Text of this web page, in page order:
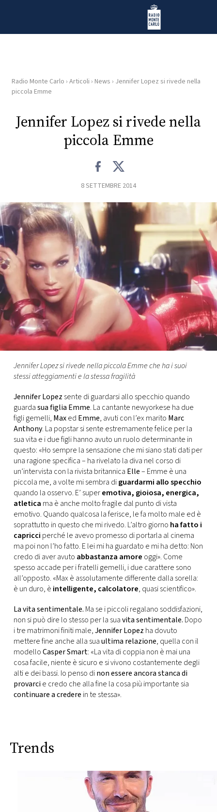
Radio Monte Carlo
HOME
RADIO
NEWS
FOTO
CONCORSI
EVENTI
VIDEO
TV
PRINCIPATO
MONACO
RMC
CONSIGLIA
Radio Monte Carlo › Articoli › News › Jennifer Lopez si rivede nella
piccola Emme
Jennifer Lopez si rivede nella
piccola Emme
8 SETTEMBRE 2014
Jennifer Lopez si rivede nella piccola Emme che ha i suoi
stessi atteggiamenti e la stessa fragilità
Jennifer Lopez sente di guardarsi allo specchio quando
guardasua figlia Emme. La cantante newyorkese ha due
figli gemelli, Maxed Emme, avuti con l’ex marito Marc
Anthony. La popstar si sente estremamente felice per la
sua vita e i due figli hanno avuto un ruolo determinante in
questo: «Ho sempre la sensazione che mi siano stati dati per
una ragione specifica – ha rivelato la diva nel corso di
un’intervista con la rivista britannica Elle– Emme è una
piccola me, a volte mi sembra diguardarmi allo specchio
quando la osservo. E’ superemotiva, gioiosa, energica,
atletica ma è anche molto fragile dal punto di vista
emotivo. Quando qualcosa la ferisce, le fa molto male ed è
soprattutto in questo che mi rivedo. L’altro giorno ha fatto i
capricci perché le avevo promesso di portarla al cinema
ma poi non l’ho fatto. E lei mi ha guardato e mi ha detto: Non
credo di aver avuto abbastanza amore oggi». Come
spesso accade per i fratelli gemelli, i due carattere sono
all’opposto. «Max è assolutamente differente dalla sorella:
è un duro, è intelligente, calcolatore, quasi scientifico».
La vita sentimentale. Ma se i piccoli regalano soddisfazioni,
non si può dire lo stesso per la suavita sentimentale. Dopo
i tre matrimoni finiti male,Jennifer Lopez ha dovuto
mettere fine anche alla suaultima relazione, quella con il
modelloCasper Smart: «La vita di coppia non è mai una
cosa facile, niente è sicuro e si vivono costantemente degli
alti e dei bassi. Io penso dinon essere ancora stanca di
provarcie credo che alla fine la cosa più importante sia
continuare a credere in te stessa».
Trends